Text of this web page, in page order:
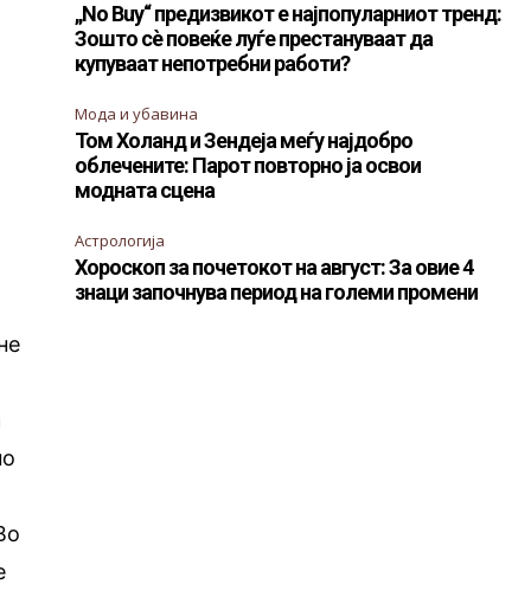
„No Buy“ предизвикот е најпопуларниот тренд:
Зошто сè повеќе луѓе престануваат да
купуваат непотребни работи?
Мода и убавина
Том Холанд и Зендеја меѓу најдобро
облечените: Парот повторно ја освои
модната сцена
Астрологија
Хороскоп за почетокот на август: За овие 4
знаци започнува период на големи промени